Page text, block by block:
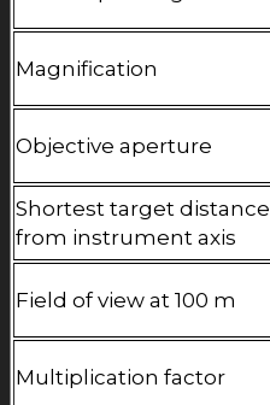
Magnification
Objective aperture
Shortest target distance
from instrument axis
Field of view at 100 m
Multiplication factor